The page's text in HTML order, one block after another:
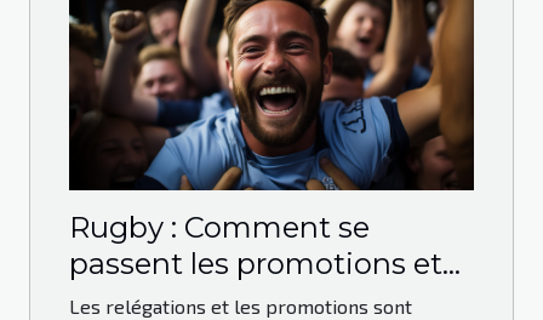
Rugby : Comment se
passent les promotions et
les relégations ?
Les relégations et les promotions sont